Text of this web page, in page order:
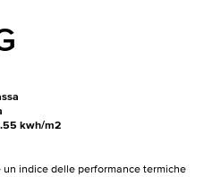
kwh/m2
un indice delle performance termiche